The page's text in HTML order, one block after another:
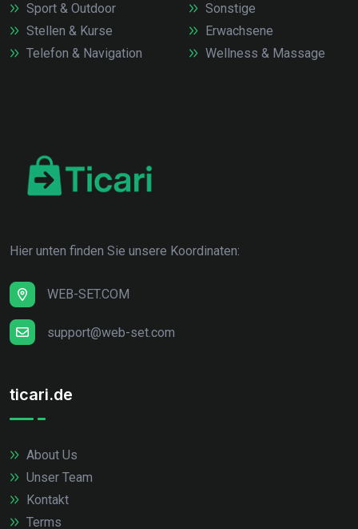
Sport & Outdoor
Stellen & Kurse
Telefon & Navigation
Sonstige
Erwachsene
Wellness & Massage
Hier unten finden Sie unsere Koordinaten:
WEB-SET.COM
support@web-set.com
ticari.de
About Us
Unser Team
Kontakt
Terms